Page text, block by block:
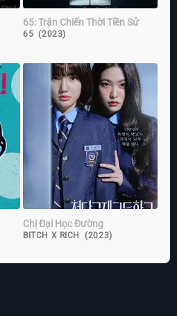
65: Trận Chiến Thời Tiền Sử
65 (2023)
Chị Đại Học Đường
BITCH X RICH (2023)